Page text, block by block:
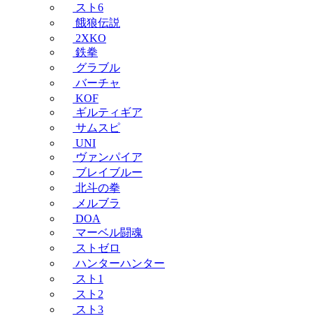
スト6
餓狼伝説
2XKO
鉄拳
グラブル
バーチャ
KOF
ギルティギア
サムスピ
UNI
ヴァンパイア
ブレイブルー
北斗の拳
メルブラ
DOA
マーベル闘魂
ストゼロ
ハンターハンター
スト1
スト2
スト3